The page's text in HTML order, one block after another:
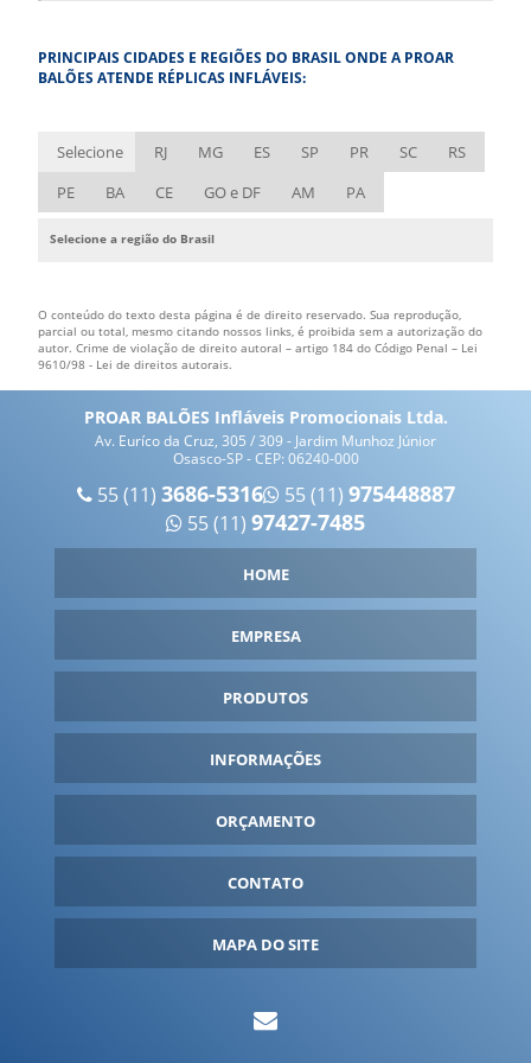
EMPRESA DE BONECOS INFLÁVEIS
EMPRESA DE INFLÁVEIS
ESTANDE INFLÁVEL
FÁBRICA DE FANTASIAS INFLÁVEIS
FÁBRICA DE INFLÁVEIS
FÁBRICA DE INFLÁVEIS PERSONALIZADOS
FÁBRICA DE INFLÁVEIS PROMOCIONAIS
FÁBRICA DE PRODUTOS INFLÁVEIS
FÁBRICA DE ROUPA INFLÁVEIS
FABRICANTE DE BALÕES INFLÁVEIS
FABRICANTE DE ROUPA INFLÁVEL
FANTASIA INFLÁVEL PREÇO
FORNECEDOR DE INFLÁVEIS
PRINCIPAIS CIDADES E REGIÕES DO BRASIL ONDE A PROAR
BALÕES ATENDE RÉPLICAS INFLÁVEIS:
Selecione RJ MG ES SP PR SC
RS
PE
BA CE GO e DF AM PA
Selecione a região do Brasil
O conteúdo do texto desta página é de direito reservado. Sua reprodução,
parcial ou total, mesmo citando nossos links, é proibida sem a autorização do
autor. Crime de violação de direito autoral – artigo 184 do Código Penal – Lei
9610/98 - Lei de direitos autorais.
PROAR BALÕES Infláveis Promocionais Ltda.
Av. Euríco da Cruz, 305 / 309 - Jardim Munhoz Júnior
Osasco-SP - CEP: 06240-000
55 (11) 3686-5316 55 (11) 975448887
55 (11) 97427-7485
HOME
EMPRESA
PRODUTOS
INFORMAÇÕES
ORÇAMENTO
CONTATO
MAPA DO SITE